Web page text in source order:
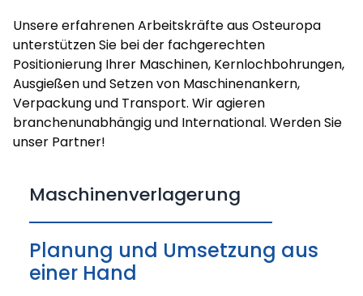
Unsere erfahrenen Arbeitskräfte aus Osteuropa
unterstützen Sie bei der fachgerechten
Positionierung Ihrer Maschinen, Kernlochbohrungen,
Ausgießen und Setzen von Maschinenankern,
Verpackung und Transport. Wir agieren
branchenunabhängig und International. Werden Sie
unser Partner!
Maschinenverlagerung
Planung und Umsetzung aus
einer Hand